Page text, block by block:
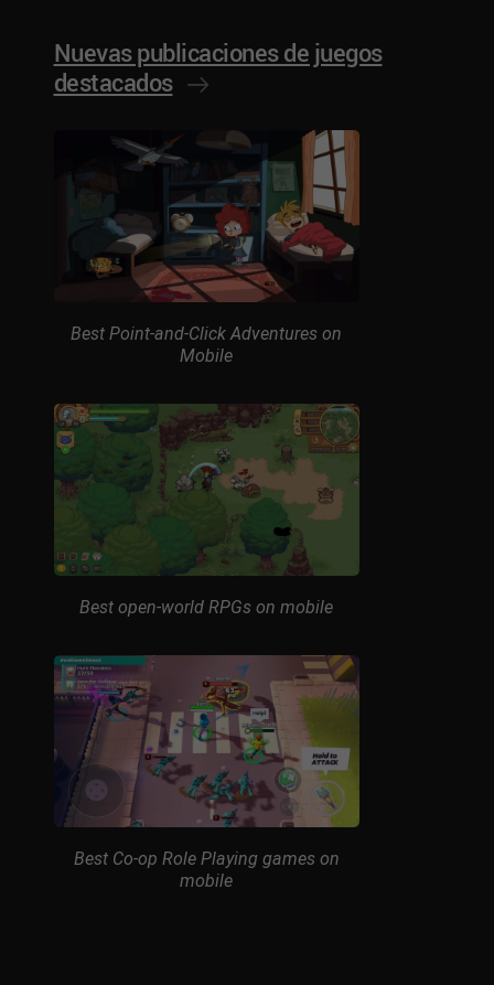
Nuevas publicaciones de juegos
destacados
Best Point-and-Click Adventures on
Mobile
Best open-world RPGs on mobile
Best Co-op Role Playing games on
mobile